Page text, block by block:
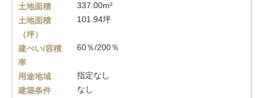
土地面積
337.00m²
土地面積
（坪）
101.94坪
建ぺい/容積
率
60％/200％
用途地域
指定なし
建築条件
なし